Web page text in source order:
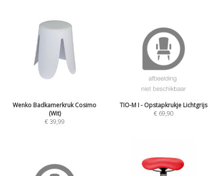
Wenko Badkamerkruk Cosimo
(Wit)
€39,99
TIO-M I - Opstapkrukje Lichtgrijs
€ 69,90